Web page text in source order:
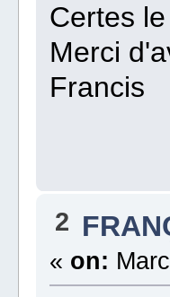
Certes
Merci
Francis
2
« on: